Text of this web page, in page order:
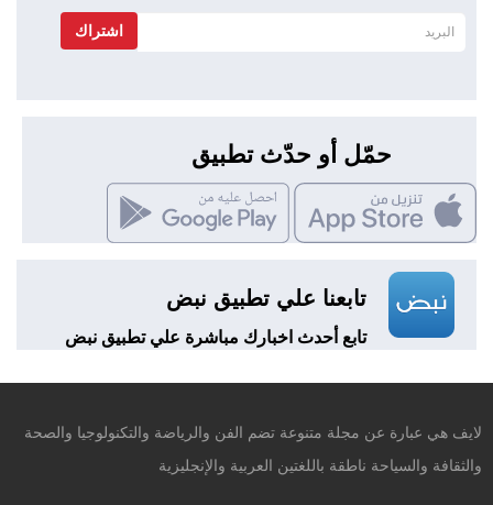
اشتراك
حمّل أو حدّث تطبيق
تابعنا علي تطبيق نبض
تابع أحدث اخبارك مباشرة علي تطبيق نبض
لايف هي عبارة عن مجلة متنوعة تضم الفن والرياضة والتكنولوجيا والصحة
والثقافة والسياحة ناطقة باللغتين العربية والإنجليزية